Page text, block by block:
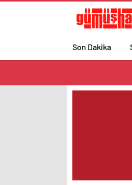
Son Dakika